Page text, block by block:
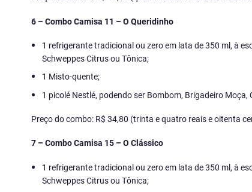
6 – Combo Camisa 11 – O Queridinho
1 refrigerante tradicional ou zero em lata de 350 ml, à
Schweppes Citrus ou Tônica;
1 Misto-quente;
1 picolé Nestlé, podendo ser Bombom, Brigadeiro
Preço do combo: R$ 34,80 (trinta e quatro reais e oitenta
7 – Combo Camisa 15 – O Clássico
1 refrigerante tradicional ou zero em lata de 350 ml, à
Schweppes Citrus ou Tônica;